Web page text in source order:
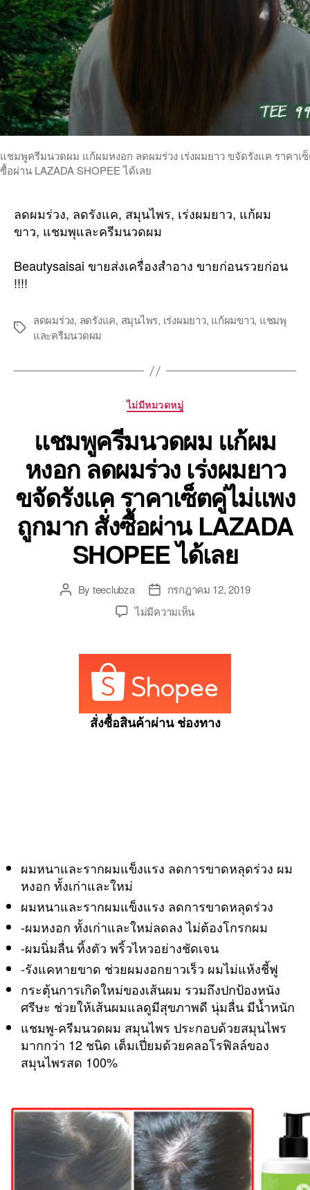
แชมพูครีมนวดผม แก้ผมหงอก ลดผมร่วง เร่งผมยาว ขจัดรังแค ราคาเ
ซื้อผ่าน LAZADA SHOPEE ได้เลย
ลดผมร่วง, ลดรังแค, สมุนไพร, เร่งผมยาว, แก้ผม
ขาว, แชมพุและครีมนวดผม
Beautysaisai ขายส่งเครื่องสำอาง ขายก่อนรวยก่อน
!!!!
Tags
ลดผมร่วง, ลดรังแค, สมุนไพร, เร่งผมยาว, แก้ผมขาว, แชมพุ
และครีมนวดผม
Categories
ไม่มีหมวดหมู่
แชมพูครีมนวดผม แก้ผม
หงอก ลดผมร่วง เร่งผมยาว
ขจัดรังแค ราคาเซ็ตคู่ไม่แพง
ถูกมาก สั่งซื้อผ่าน LAZADA
SHOPEE ได้เลย
PostBy teeclubza
Postกรกฎาคม 12, 2019
ไม่มีความเห็นบน
นวด
แก้
ผม
หงอก
ลด
คา
ไม่
แพง
ถูก
มาก
สั่ง
ซื้อ
ผ่าน
LAZADA
SHOPEE
ได้
สั่งซื้อสินค้าผ่าน ช่องทาง
ผมหนาและรากผมแข็งแรง ลดการขาดหลุดร่วง ผม
หงอก ทั้งเก่าและใหม่
ผมหนาและรากผมแข็งแรง ลดการขาดหลุดร่วง
-ผมหงอก ทั้งเก่าและใหม่ลดลง ไม่ต้องโกรกผม
-ผมนิ่มลื่น ทิ้งตัว พริ้วไหวอย่างชัดเจน
-รังแคหายขาด ช่วยผมงอกยาวเร็ว ผมไม่แห้งชี้ฟู
กระตุ้นการเกิดใหม่ของเส้นผม รวมถึงปกป้องหนัง
ศรีษะ ช่วยให้เส้นผมแลดูมีสุขภาพดี นุ่มลื่น มีน้ำหนัก
แชมพู-ครีมนวดผม สมุนไพร ประกอบด้วยสมุนไพร
มากกว่า 12 ชนิด เต็มเปี่ยมด้วยคลอโรฟิลล์ของ
สมุนไพรสด 100%